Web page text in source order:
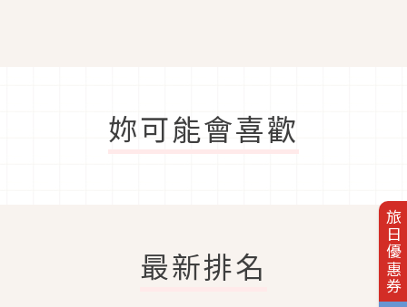
旅日優惠券
妳可能會喜歡
最新排名